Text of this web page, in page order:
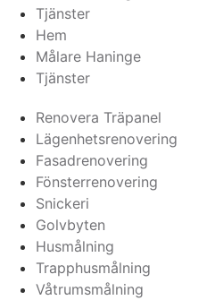
Tjänster
Hem
Målare Haninge
Tjänster
Renovera Träpanel
Lägenhetsrenovering
Fasadrenovering
Fönsterrenovering
Snickeri
Golvbyten
Husmålning
Trapphusmålning
Våtrumsmålning